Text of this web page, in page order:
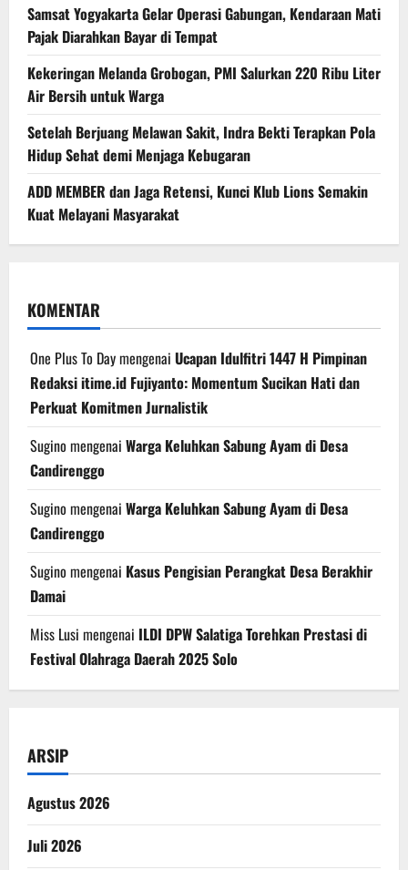
Samsat Yogyakarta Gelar Operasi Gabungan, Kendaraan Mati
Pajak Diarahkan Bayar di Tempat
Kekeringan Melanda Grobogan, PMI Salurkan 220 Ribu Liter
Air Bersih untuk Warga
Setelah Berjuang Melawan Sakit, Indra Bekti Terapkan Pola
Hidup Sehat demi Menjaga Kebugaran
ADD MEMBER dan Jaga Retensi, Kunci Klub Lions Semakin
Kuat Melayani Masyarakat
KOMENTAR
One Plus To Daymengenai Ucapan Idulfitri 1447 H Pimpinan
Redaksi itime.id Fujiyanto: Momentum Sucikan Hati dan
Perkuat Komitmen Jurnalistik
Sugino mengenai Warga Keluhkan Sabung Ayam di Desa
Candirenggo
Sugino mengenai Warga Keluhkan Sabung Ayam di Desa
Candirenggo
Sugino mengenai Kasus Pengisian Perangkat Desa Berakhir
Damai
Miss Lusi mengenai ILDI DPW Salatiga Torehkan Prestasi di
Festival Olahraga Daerah 2025 Solo
ARSIP
Agustus 2026
Juli 2026